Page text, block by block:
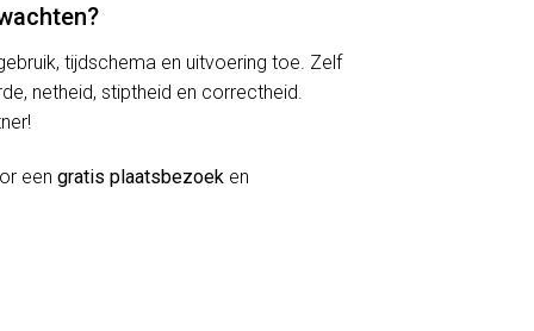
tijdschema en uitvoering toe. Zelf
netheid, stiptheid en correctheid.
een gratis plaatsbezoek en